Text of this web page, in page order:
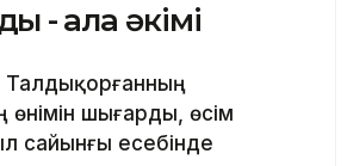
- қала әкімі
Талдықорғанның
өнімін шығарды, өсім
сайынғы есебінде